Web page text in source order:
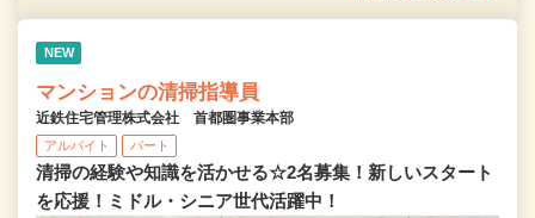
NEW
マンションの清掃指導員
近鉄住宅管理株式会社 首都圏事業本部
アルバイト パート
清掃の経験や知識を活かせる☆2名募集！新しいスタート
を応援！ミドル・シニア世代活躍中！